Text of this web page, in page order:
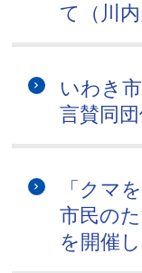
て（川
いわき
言賛同
「クマ
市民の
を開催